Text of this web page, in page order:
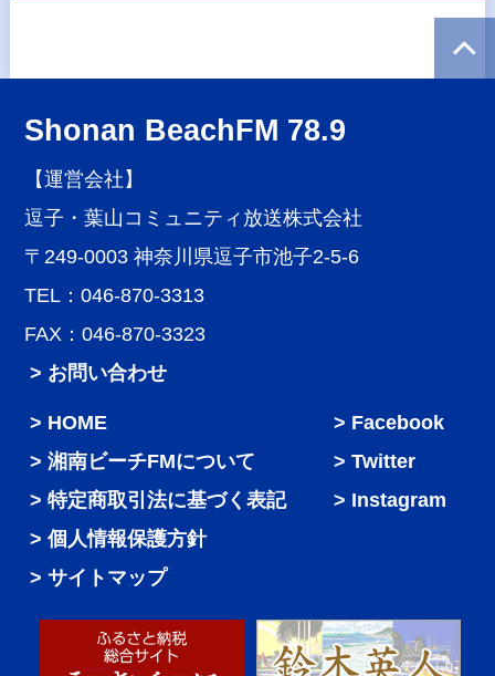
Shonan BeachFM 78.9
【運営会社】
逗子・葉山コミュニティ放送株式会社
〒249-0003 神奈川県逗子市池子2-5-6
TEL：046-870-3313
FAX：046-870-3323
> お問い合わせ
HOME
湘南ビーチFMについて
特定商取引法に基づく表記
個人情報保護方針
サイトマップ
Facebook
Twitter
Instagram